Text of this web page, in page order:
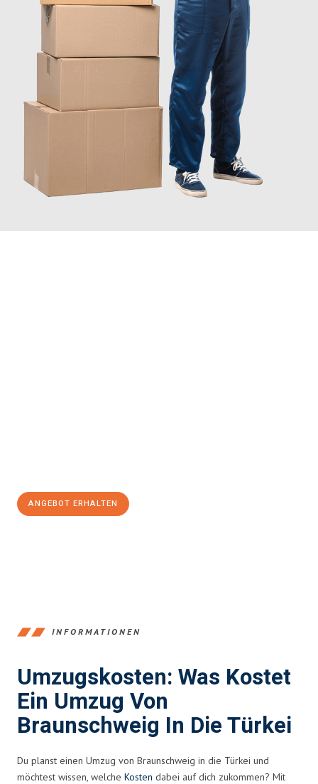
ANGEBOT ERHALTEN
INFORMATIONEN
Umzugskosten: Was Kostet
Ein Umzug Von
Braunschweig In Die Türkei
Du planst einen Umzug von Braunschweig in die Türkei und
möchtest wissen, welche Kosten dabei auf dich zukommen? Mit